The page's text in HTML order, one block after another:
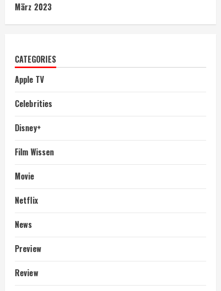
März 2023
CATEGORIES
Apple TV
Celebrities
Disney+
Film Wissen
Movie
Netflix
News
Preview
Review